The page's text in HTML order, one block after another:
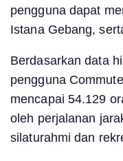
pengguna dapat
Istana Gebang,
Berdasarkan data
pengguna
mencapai 54.129
oleh perjalanan
silaturahmi dan